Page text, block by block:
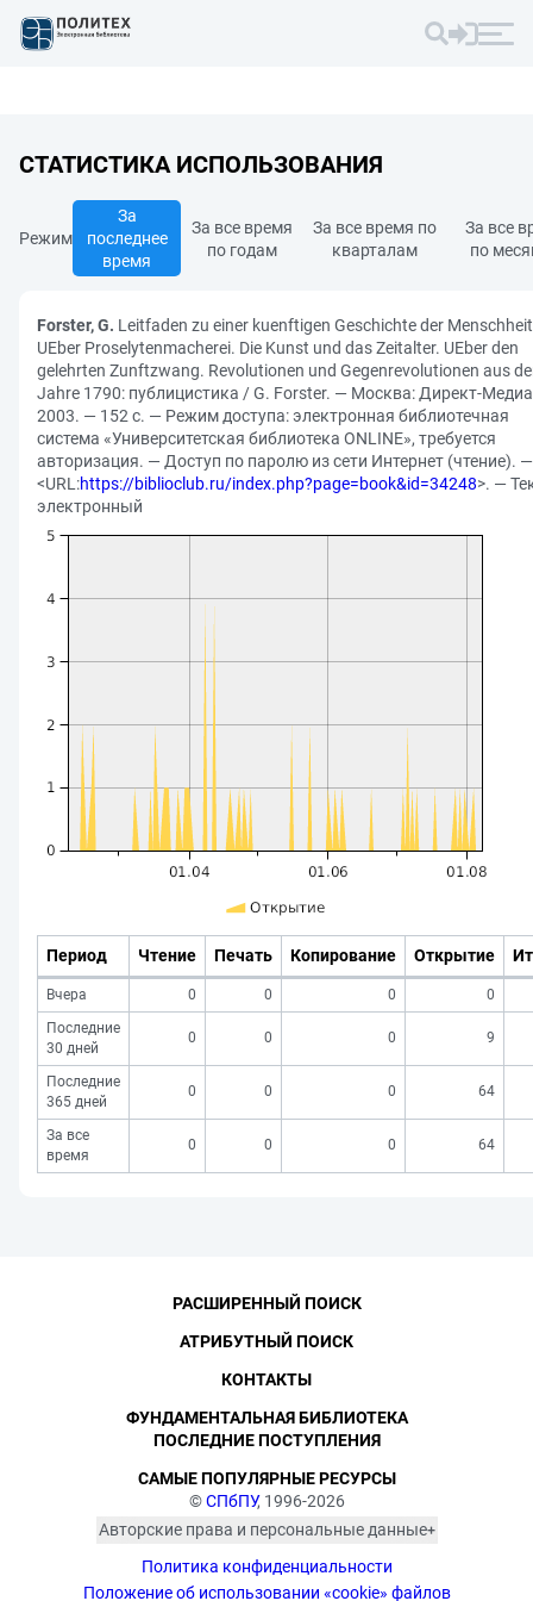
СТАТИСТИКА ИСПОЛЬЗОВАНИЯ
Режим
За
последнее
время
За все время
по годам
За все время по
кварталам
За все
по
Forster, G. Leitfaden zu einer kuenftigen Geschichte der
UEber Proselytenmacherei. Die Kunst und das Zeitalter. UEber den
gelehrten Zunftzwang. Revolutionen und Gegenrevolutionen aus
Jahre 1790: публицистика / G. Forster. — Москва: Директ-
2003. — 152 с. — Режим доступа: электронная библиотечная
система «Университетская библиотека ONLINE», требуется
авторизация. — Доступ по паролю из сети Интернет (чтение). —
<URL:https://biblioclub.ru/index.php?page=book&id=34248>. —
электронный
Период Чтение Печать Копирование Открытие
Вчера 0 0 0
0
Последние
30 дней
0 0 0 9
Последние
365 дней
0 0 0 64
За все
время
0 0 0 64
©СПбПУ, 1996-2026
Авторские права и персональные данные
изображённых лиц в соответствии
с требованиями законодательства
Политика конфиденциальности
Положение об использовании «cookie» файлов
РАСШИРЕННЫЙ ПОИСК
АТРИБУТНЫЙ ПОИСК
КОНТАКТЫ
ФУНДАМЕНТАЛЬНАЯ БИБЛИОТЕКА
ПОСЛЕДНИЕ ПОСТУПЛЕНИЯ
САМЫЕ ПОПУЛЯРНЫЕ РЕСУРСЫ